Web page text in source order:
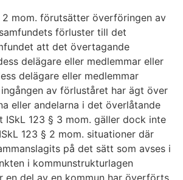
2 mom. förutsätter överföringen av
förluster till det
att det övertagande
delägare eller medlemmar eller
delägare eller medlemmar
av förluståret har ägt över
eller andelarna i det överlåtande
ISkL 123 § 3 mom. gäller dock inte
123 § 2 mom. situationer där
på det sätt som avses i
i kommunstrukturlagen
en del av en kommun har överförts